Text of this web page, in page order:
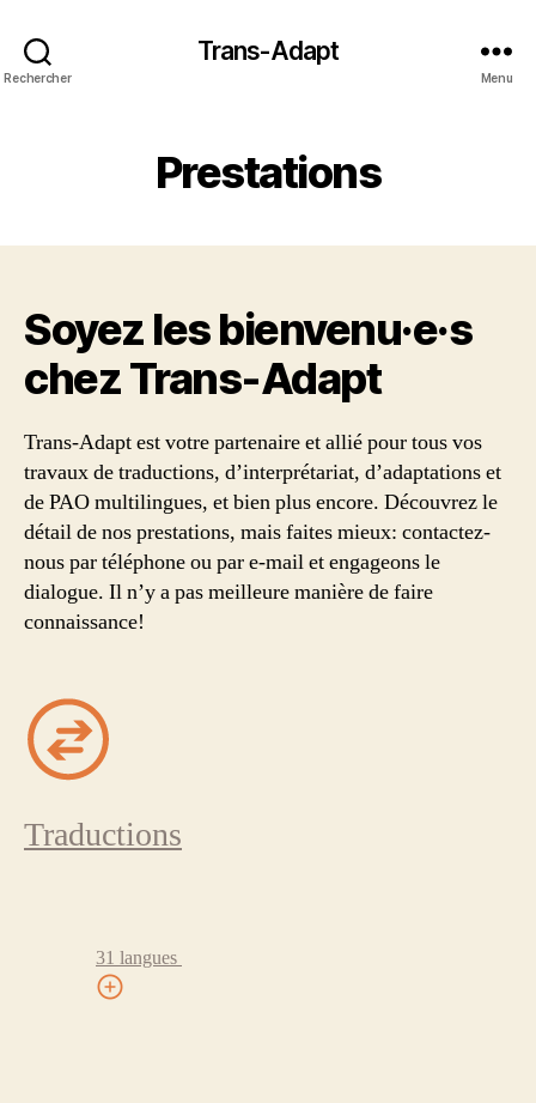
Rechercher
Trans-Adapt
Menu
Prestations
Soyez les bienvenu·e·s
chez Trans‑Adapt
Trans-Adapt est votre partenaire et allié pour tous vos
travaux de traductions, d’interprétariat, d’adaptations et
de PAO multilingues, et bien plus encore. Découvrez le
détail de nos prestations, mais faites mieux: contactez-
nous par téléphone ou par e-mail et engageons le
dialogue. Il n’y a pas meilleure manière de faire
connaissance!
Traductions
31 langues